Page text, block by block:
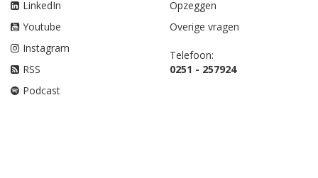
LinkedIn
Youtube
Instagram
RSS
Podcast
Opzeggen
Overige vragen
Telefoon:
0251 - 257924